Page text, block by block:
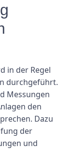
in der Regel
durchgeführt.
Messungen
den
Dazu
der
und